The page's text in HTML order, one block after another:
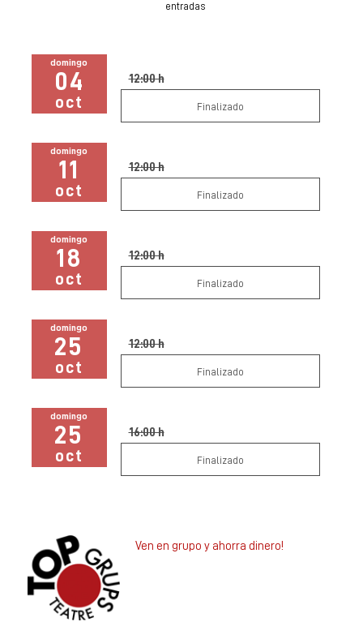
entradas
domingo
04
oct
12:00 h
Finalizado
domingo
11
oct
12:00 h
Finalizado
domingo
18
oct
12:00 h
Finalizado
domingo
25
oct
12:00 h
Finalizado
domingo
25
oct
16:00 h
Finalizado
Ven en grupo y ahorra dinero!